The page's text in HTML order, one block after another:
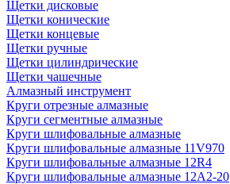
Щетки дисковые
Щетки конические
Щетки концевые
Щетки ручные
Щетки цилиндрические
Щетки чашечные
Алмазный инструмент
Круги отрезные алмазные
Круги сегментные алмазные
Круги шлифовальные алмазные
Круги шлифовальные алмазные 11V970
Круги шлифовальные алмазные 12R4
Круги шлифовальные алмазные 12А2-20